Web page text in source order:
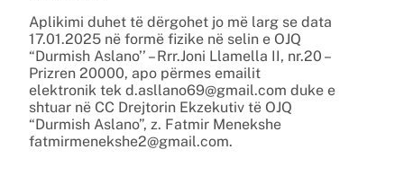
Aplikimi duhet të dërgohet jo më larg se data
17.01.2025 në formë fizike në selin e OJQ
“Durmish Aslano’’ – Rrr.Joni Llamella II, nr.20 –
Prizren 20000, apo përmes emailit
elektronik tek d.asllano69@gmail.com duke e
shtuar në CC Drejtorin Ekzekutiv të OJQ
“Durmish Aslano”, z. Fatmir Menekshe
fatmirmenekshe2@gmail.com.